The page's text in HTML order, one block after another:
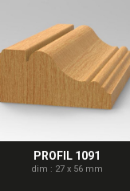
PROFIL 1091
dim : 27 x 56 mm